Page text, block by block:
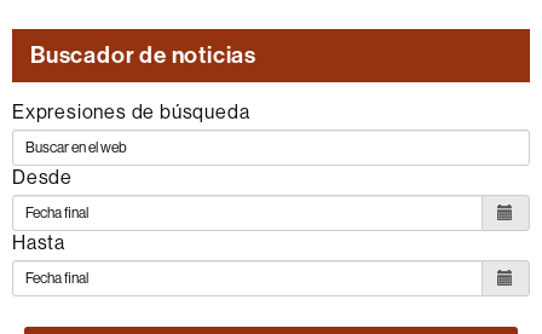
Buscador de noticias
Expresiones de búsqueda
Desde
Hasta